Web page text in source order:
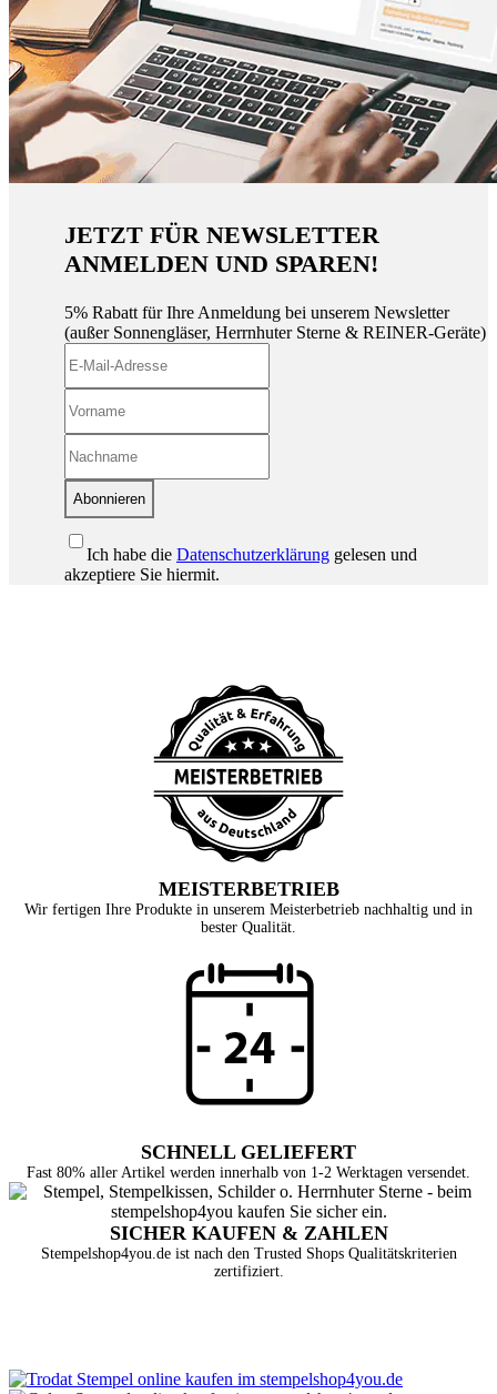
JETZT FÜR NEWSLETTER
ANMELDEN UND SPAREN!
5% Rabatt für Ihre Anmeldung bei unserem Newsletter
(außer Sonnengläser, Herrnhuter Sterne & REINER-Geräte)
Abonnieren
Ich habe die Datenschutzerklärung gelesen und
akzeptiere Sie hiermit.
MEISTERBETRIEB
Wir fertigen Ihre Produkte in unserem Meisterbetrieb nachhaltig und in
bester Qualität.
SCHNELL GELIEFERT
Fast 80% aller Artikel werden innerhalb von 1-2 Werktagen versendet.
SICHER KAUFEN & ZAHLEN
Stempelshop4you.de ist nach den Trusted Shops Qualitätskriterien
zertifiziert.